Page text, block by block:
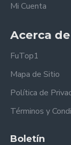
Mi Cuenta
Acerca de
FuTop1
Mapa de Sitio
Política de
Términos y
Boletín